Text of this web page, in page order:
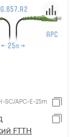
SC/APC-E-25m
FTTH